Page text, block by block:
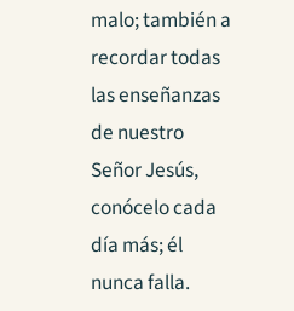
malo; también a
recordar todas
las enseñanzas
de nuestro
Señor Jesús,
conócelo cada
día más; él
nunca falla.